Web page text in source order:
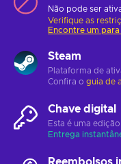
Não pode ser
Verifique as
Encontre um para
Steam
Plataforma de
Confira o guia de
Chave digital
Esta é uma
Entrega
Reembolsos